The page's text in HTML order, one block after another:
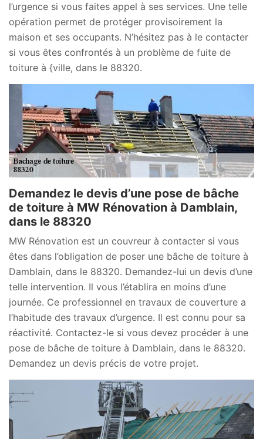
l’urgence si vous faites appel à ses services. Une telle
opération permet de protéger provisoirement la
maison et ses occupants. N’hésitez pas à le contacter
si vous êtes confrontés à un problème de fuite de
toiture à {ville, dans le 88320.
Demandez le devis d’une pose de bâche
de toiture à MW Rénovation à Damblain,
dans le 88320
MW Rénovation est un couvreur à contacter si vous
êtes dans l’obligation de poser une bâche de toiture à
Damblain, dans le 88320. Demandez-lui un devis d’une
telle intervention. Il vous l’établira en moins d’une
journée. Ce professionnel en travaux de couverture a
l’habitude des travaux d’urgence. Il est connu pour sa
réactivité. Contactez-le si vous devez procéder à une
pose de bâche de toiture à Damblain, dans le 88320.
Demandez un devis précis de votre projet.